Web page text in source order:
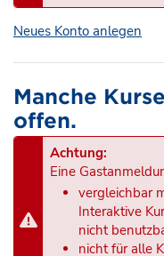
Neues Konto anlegen
Manche
offen.
Achtung:
Eine
vergleichbar
Interaktive
nicht
nicht für alle